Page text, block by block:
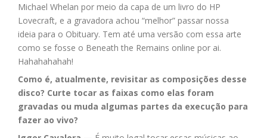
Michael Whelan por meio da capa de um livro do HP
Lovecraft, e a gravadora achou “melhor” passar nossa
ideia para o Obituary. Tem até uma versão com essa arte
como se fosse o Beneath the Remains online por ai.
Hahahahahah!
Como é, atualmente, revisitar as composições desse
disco? Curte tocar as faixas como elas foram
gravadas ou muda algumas partes da execução para
fazer ao vivo?